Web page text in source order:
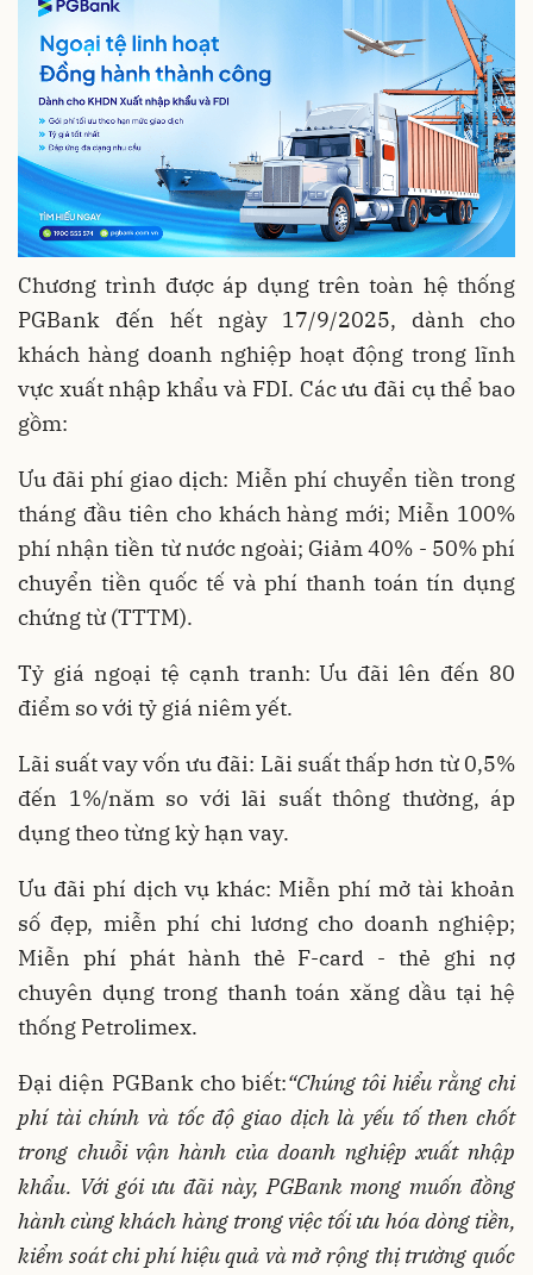
Chương trình được áp dụng trên toàn hệ thống
PGBank đến hết ngày 17/9/2025, dành cho
khách hàng doanh nghiệp hoạt động trong lĩnh
vực xuất nhập khẩu và FDI. Các ưu đãi cụ thể bao
gồm:
Ưu đãi phí giao dịch: Miễn phí chuyển tiền trong
tháng đầu tiên cho khách hàng mới; Miễn 100%
phí nhận tiền từ nước ngoài; Giảm 40% - 50% phí
chuyển tiền quốc tế và phí thanh toán tín dụng
chứng từ (TTTM).
Tỷ giá ngoại tệ cạnh tranh: Ưu đãi lên đến 80
điểm so với tỷ giá niêm yết.
Lãi suất vay vốn ưu đãi: Lãi suất thấp hơn từ 0,5%
đến 1%/năm so với lãi suất thông thường, áp
dụng theo từng kỳ hạn vay.
Ưu đãi phí dịch vụ khác: Miễn phí mở tài khoản
số đẹp, miễn phí chi lương cho doanh nghiệp;
Miễn phí phát hành thẻ F-card - thẻ ghi nợ
chuyên dụng trong thanh toán xăng dầu tại hệ
thống Petrolimex.
Đại diện PGBank cho biết:“Chúng tôi hiểu rằng chi
phí tài chính và tốc độ giao dịch là yếu tố then chốt
trong chuỗi vận hành của doanh nghiệp xuất nhập
khẩu. Với gói ưu đãi này, PGBank mong muốn đồng
hành cùng khách hàng trong việc tối ưu hóa dòng tiền,
kiểm soát chi phí hiệu quả và mở rộng thị trường quốc